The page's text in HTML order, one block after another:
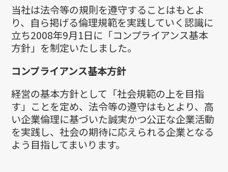
当社は法令等の規則を遵守することはもとよ
り、自ら掲げる倫理規範を実践していく認識に
立ち2008年9月1日に「コンプライアンス基本
方針」を制定いたしました。
コンプライアンス基本方針
経営の基本方針として「社会規範の上を目指
す」ことを定め、法令等の遵守はもとより、高
い企業倫理に基づいた誠実かつ公正な企業活動
を実践し、社会の期待に応えられる企業となる
よう目指してまいります。